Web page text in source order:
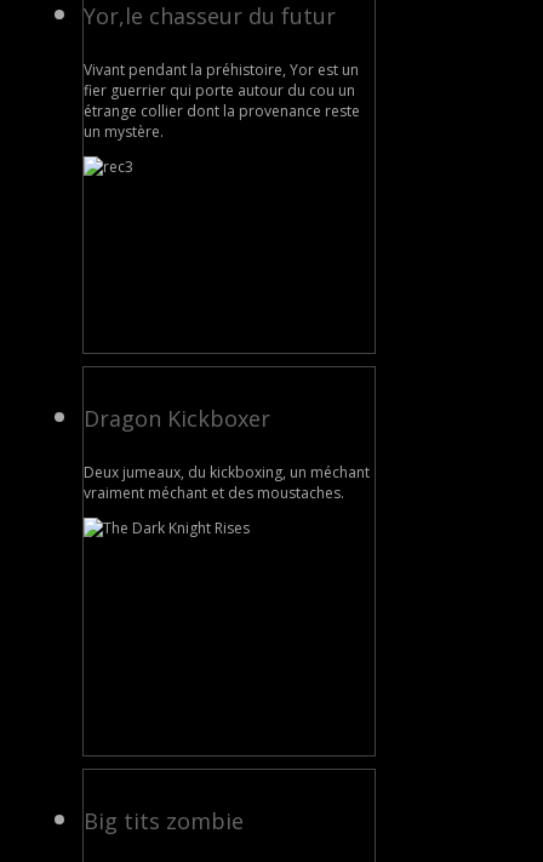
Yor,le chasseur du futur
Vivant pendant la préhistoire, Yor est un
fier guerrier qui porte autour du cou un
étrange collier dont la provenance reste
un mystère.
Dragon Kickboxer
Deux jumeaux, du kickboxing, un méchant
vraiment méchant et des moustaches.
Big tits zombie